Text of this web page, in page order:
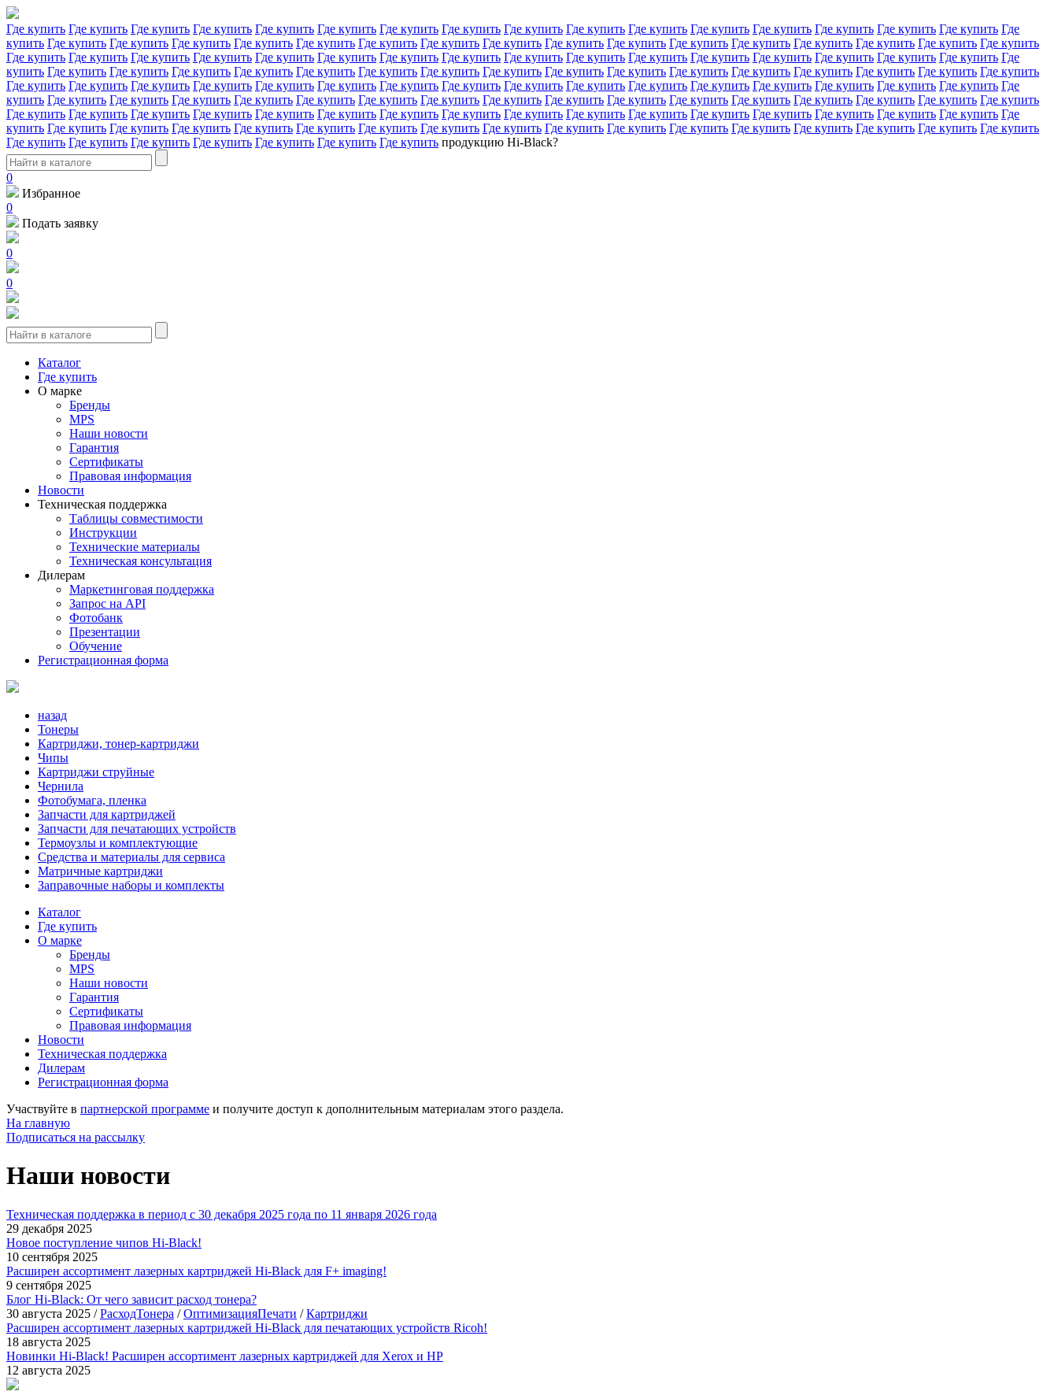
Где купить Где купить Где купить Где купить Где купить Где купить Где купить Где купить Где купить Где купить Где купить Где купить Где купить Где купить Где купить Где купить Где
купить Где купить Где купить Где купить Где купить Где купить Где купить Где купить Где купить Где купить Где купить Где купить Где купить Где купить Где купить Где купить Где купить
Где купить Где купить Где купить Где купить Где купить Где купить Где купить Где купить Где купить Где купить Где купить Где купить Где купить Где купить Где купить Где купить Где
купить Где купить Где купить Где купить Где купить Где купить Где купить Где купить Где купить Где купить Где купить Где купить Где купить Где купить Где купить Где купить Где купить
Где купить Где купить Где купить Где купить Где купить Где купить Где купить Где купить Где купить Где купить Где купить Где купить Где купить Где купить Где купить Где купить Где
купить Где купить Где купить Где купить Где купить Где купить Где купить Где купить Где купить Где купить Где купить Где купить Где купить Где купить Где купить Где купить Где купить
Где купить Где купить Где купить Где купить Где купить Где купить Где купить Где купить Где купить Где купить Где купить Где купить Где купить Где купить Где купить Где купить Где
купить Где купить Где купить Где купить Где купить Где купить Где купить Где купить Где купить Где купить Где купить Где купить Где купить Где купить Где купить Где купить Где купить
Где купить Где купить Где купить Где купить Где купить Где купить Где купить продукцию Hi-Black?
0
Избранное
0
Подать заявку
0
0
Каталог
Где купить
О марке
Бренды
MPS
Наши новости
Гарантия
Сертификаты
Правовая информация
Новости
Техническая поддержка
Таблицы совместимости
Инструкции
Технические материалы
Техническая консультация
Дилерам
Маркетинговая поддержка
Запрос на API
Фотобанк
Презентации
Обучение
Регистрационная форма
назад
Тонеры
Картриджи, тонер-картриджи
Чипы
Картриджи струйные
Чернила
Фотобумага, пленка
Запчасти для картриджей
Запчасти для печатающих устройств
Термоузлы и комплектующие
Средства и материалы для сервиса
Матричные картриджи
Заправочные наборы и комплекты
Каталог
Где купить
О марке
Бренды
MPS
Наши новости
Гарантия
Сертификаты
Правовая информация
Новости
Техническая поддержка
Дилерам
Регистрационная форма
Участвуйте в партнерской программе и получите доступ к дополнительным материалам этого раздела.
На главную
Подписаться на рассылку
Наши новости
Техническая поддержка в период с 30 декабря 2025 года по 11 января 2026 года
29 декабря 2025
Новое поступление чипов Hi-Black!
10 сентября 2025
Расширен ассортимент лазерных картриджей Hi-Black для F+ imaging!
9 сентября 2025
Блог Hi-Black: От чего зависит расход тонера?
30 августа 2025 /РасходТонера /ОптимизацияПечати /Картриджи
Расширен ассортимент лазерных картриджей Hi-Black для печатающих устройств Ricoh!
18 августа 2025
Новинки Hi-Black! Расширен ассортимент лазерных картриджей для Xerox и HP
12 августа 2025